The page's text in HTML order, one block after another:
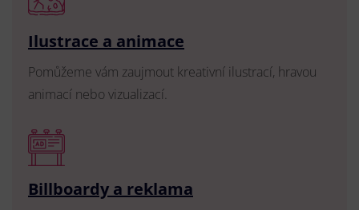
Ilustrace a animace
Pomůžeme vám zaujmout kreativní ilustrací, hravou
animací nebo vizualizací.
Billboardy a reklama